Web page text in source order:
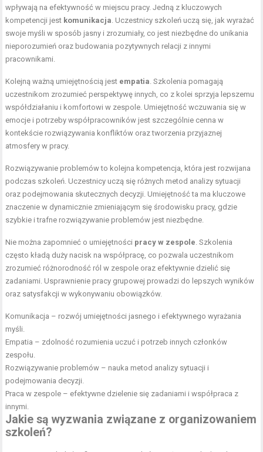
wpływają na efektywność w miejscu pracy. Jedną z kluczowych
kompetencji jest komunikacja. Uczestnicy szkoleń uczą się, jak wyrażać
swoje myśli w sposób jasny i zrozumiały, co jest niezbędne do unikania
nieporozumień oraz budowania pozytywnych relacji z innymi
pracownikami.
Kolejną ważną umiejętnością jest empatia. Szkolenia pomagają
uczestnikom zrozumieć perspektywę innych, co z kolei sprzyja lepszemu
współdziałaniu i komfortowi w zespole. Umiejętność wczuwania się w
emocje i potrzeby współpracowników jest szczególnie cenna w
kontekście rozwiązywania konfliktów oraz tworzenia przyjaznej
atmosfery w pracy.
Rozwiązywanie problemów to kolejna kompetencja, która jest rozwijana
podczas szkoleń. Uczestnicy uczą się różnych metod analizy sytuacji
oraz podejmowania skutecznych decyzji. Umiejętność ta ma kluczowe
znaczenie w dynamicznie zmieniającym się środowisku pracy, gdzie
szybkie i trafne rozwiązywanie problemów jest niezbędne.
Nie można zapomnieć o umiejętności pracy w zespole. Szkolenia
często kładą duży nacisk na współpracę, co pozwala uczestnikom
zrozumieć różnorodność ról w zespole oraz efektywnie dzielić się
zadaniami. Usprawnienie pracy grupowej prowadzi do lepszych wyników
oraz satysfakcji w wykonywaniu obowiązków.
Komunikacja – rozwój umiejętności jasnego i efektywnego wyrażania
myśli.
Empatia – zdolność rozumienia uczuć i potrzeb innych członków
zespołu.
Rozwiązywanie problemów – nauka metod analizy sytuacji i
podejmowania decyzji.
Praca w zespole – efektywne dzielenie się zadaniami i współpraca z
innymi.
Jakie są wyzwania związane z organizowaniem
szkoleń?